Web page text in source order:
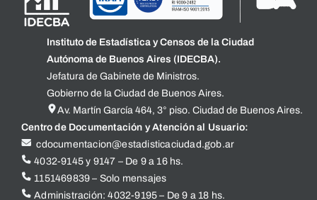
Instituto de Estadística y Censos de la Ciudad
Autónoma de Buenos Aires (IDECBA).
Jefatura de Gabinete de Ministros.
Gobierno de la Ciudad de Buenos Aires.
Av. Martín García 464, 3° piso. Ciudad de Buenos Aires.
Centro de Documentación y Atención al Usuario:
cdocumentacion@estadisticaciudad.gob.ar
4032-9145 y 9147 – De 9 a 16 hs.
1151469839 – Solo mensajes
Administración: 4032-9195 – De 9 a 18 hs.